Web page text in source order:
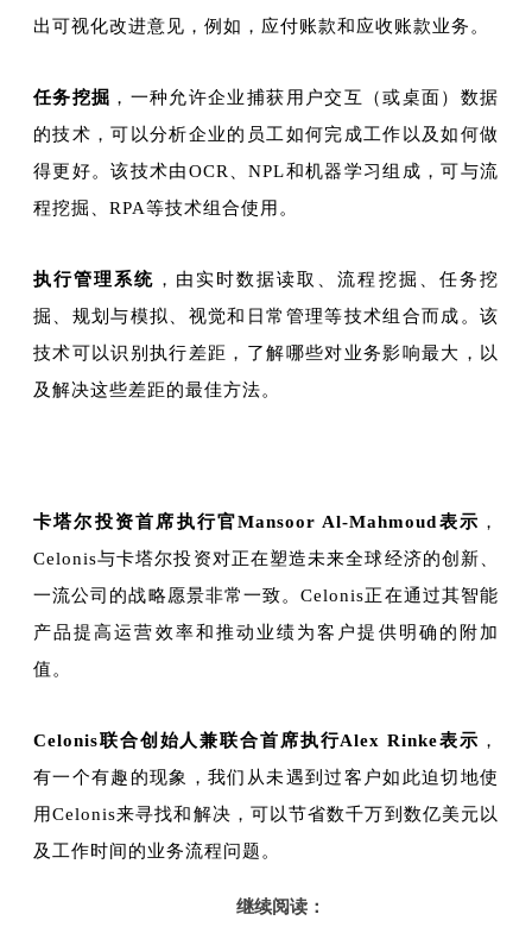
出可视化改进意见，例如，应付账款和应收账款业务。
任务挖掘 ，一种允许企业捕获用户交互（或桌面）数据
的技术，可以分析企业的员工如何完成工作以及如何做
得更好。该技术由OCR、NPL和机器学习组成，可与流
程挖掘、RPA等技术组合使用。
执行管理系统 ，由实时数据读取、流程挖掘、任务挖
掘、规划与模拟、视觉和日常管理等技术组合而成。该
技术可以识别执行差距，了解哪些对业务影响最大，以
及解决这些差距的最佳方法。
卡塔尔投资首席执行官Mansoor Al-Mahmoud表示 ，
Celonis与卡塔尔投资对正在塑造未来全球经济的创新、
一流公司的战略愿景非常一致。Celonis正在通过其智能
产品提高运营效率和推动业绩为客户提供明确的附加
值。
Celonis联合创始人兼联合首席执行Alex Rinke表示 ，
有一个有趣的现象，我们从未遇到过客户如此迫切地使
用Celonis来寻找和解决，可以节省数千万到数亿美元以
及工作时间的业务流程问题。
继续阅读：